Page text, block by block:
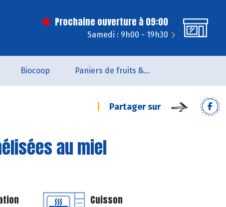
Prochaine ouverture à 09:00
Samedi : 9h00 - 19h30
Biocoop Paniers de fruits & légumes
Partager sur
au miel
Cuisson